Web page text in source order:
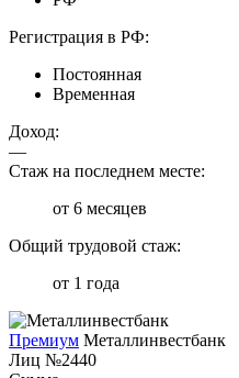
Регистрация в РФ:
Постоянная
Временная
Доход:
—
Стаж на последнем месте:
от 6 месяцев
Общий трудовой стаж:
от 1 года
Премиум Металлинвестбанк
Лиц №2440